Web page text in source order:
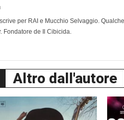
per RAI e Mucchio Selvaggio.
Fondatore de Il Cibicida.
Altro dall'autore